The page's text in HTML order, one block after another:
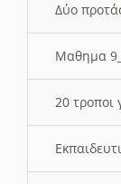
Δύο
Μαθημα
20 τροποι